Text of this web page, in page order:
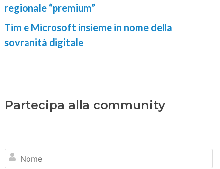
regionale “premium”
Tim e Microsoft insieme in nome della
sovranità digitale
Partecipa alla community